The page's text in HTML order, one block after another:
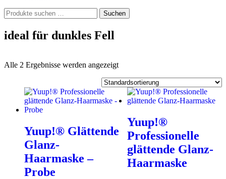
Suchen
nach:
Suchen
ideal für dunkles Fell
Alle 2 Ergebnisse werden angezeigt
Yuup!® Glättende
Glanz-
Haarmaske –
Probe
Yuup!®
Professionelle
glättende Glanz-
Haarmaske